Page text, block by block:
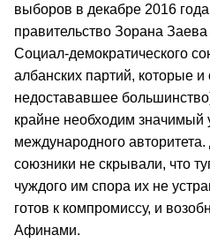
выборов в декабре 2016
правительство Зорана
Социал-демократического
албанских партий, которые
недостававшее
крайне необходим значимый
международного
союзники не скрывали, что
чуждого им спора их не
готов к компромиссу, и
Афинами.